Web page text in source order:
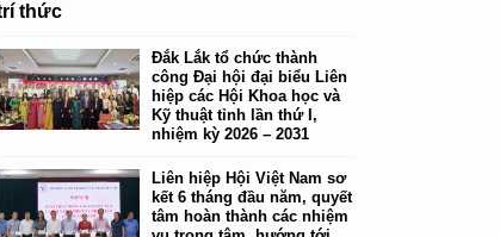
thức
Đắk Lắk tổ chức thành
công Đại hội đại biểu Liên
hiệp các Hội Khoa học và
Kỹ thuật tỉnh lần thứ I,
nhiệm kỳ 2026 – 2031
Liên hiệp Hội Việt Nam sơ
kết 6 tháng đầu năm, quyết
tâm hoàn thành các nhiệm